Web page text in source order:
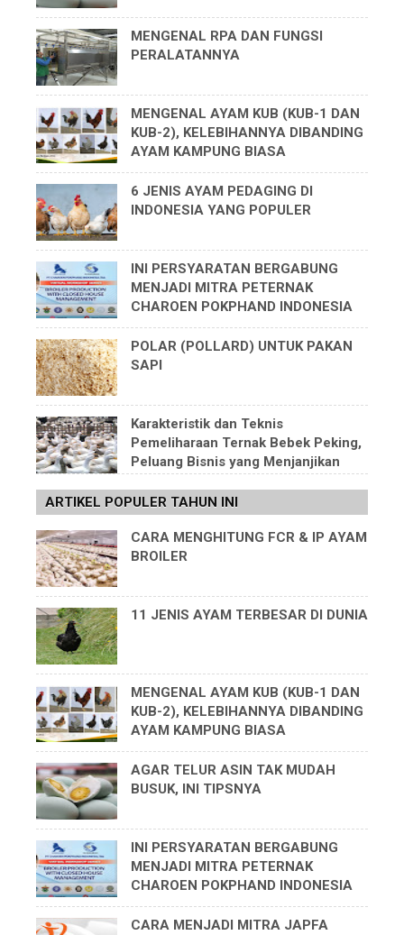
MENGENAL RPA DAN FUNGSI
PERALATANNYA
MENGENAL AYAM KUB (KUB-1 DAN
KUB-2), KELEBIHANNYA DIBANDING
AYAM KAMPUNG BIASA
6 JENIS AYAM PEDAGING DI
INDONESIA YANG POPULER
INI PERSYARATAN BERGABUNG
MENJADI MITRA PETERNAK
CHAROEN POKPHAND INDONESIA
POLAR (POLLARD) UNTUK PAKAN
SAPI
Karakteristik dan Teknis
Pemeliharaan Ternak Bebek Peking,
Peluang Bisnis yang Menjanjikan
ARTIKEL POPULER TAHUN INI
CARA MENGHITUNG FCR & IP AYAM
BROILER
11 JENIS AYAM TERBESAR DI DUNIA
MENGENAL AYAM KUB (KUB-1 DAN
KUB-2), KELEBIHANNYA DIBANDING
AYAM KAMPUNG BIASA
AGAR TELUR ASIN TAK MUDAH
BUSUK, INI TIPSNYA
INI PERSYARATAN BERGABUNG
MENJADI MITRA PETERNAK
CHAROEN POKPHAND INDONESIA
CARA MENJADI MITRA JAPFA